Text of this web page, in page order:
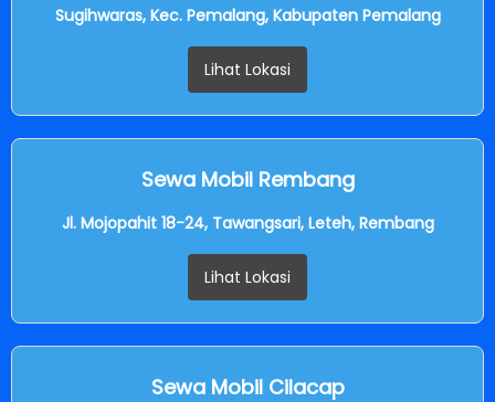
Sugihwaras, Kec. Pemalang, Kabupaten Pemalang
Lihat Lokasi
Sewa Mobil Rembang
Jl. Mojopahit 18-24, Tawangsari, Leteh, Rembang
Lihat Lokasi
Sewa Mobil Cilacap